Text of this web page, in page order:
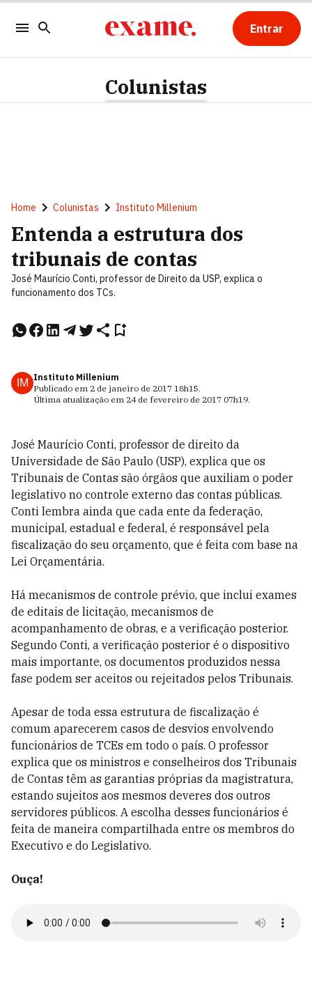
Entrar
Colunistas
Home Colunistas Instituto Millenium
Entenda a estrutura dos
tribunais de contas
José Maurício Conti, professor de Direito da USP, explica o
funcionamento dos TCs.
IM
Instituto Millenium
Publicado em 2 de janeiro de 2017 18h15.
Última atualização em 24 de fevereiro de 2017 07h19.
José Maurício Conti, professor de direito da
Universidade de São Paulo (USP), explica que os
Tribunais de Contas são órgãos que auxiliam o poder
legislativo no controle externo das contas públicas.
Conti lembra ainda que cada ente da federação,
municipal, estadual e federal, é responsável pela
fiscalização do seu orçamento, que é feita com base na
Lei Orçamentária.
Há mecanismos de controle prévio, que inclui exames
de editais de licitação, mecanismos de
acompanhamento de obras, e a verificação posterior.
Segundo Conti, a verificação posterior é o dispositivo
mais importante, os documentos produzidos nessa
fase podem ser aceitos ou rejeitados pelos Tribunais.
Apesar de toda essa estrutura de fiscalização é
comum aparecerem casos de desvios envolvendo
funcionários de TCEs em todo o país. O professor
explica que os ministros e conselheiros dos Tribunais
de Contas têm as garantias próprias da magistratura,
estando sujeitos aos mesmos deveres dos outros
servidores públicos. A escolha desses funcionários é
feita de maneira compartilhada entre os membros do
Executivo e do Legislativo.
Ouça!